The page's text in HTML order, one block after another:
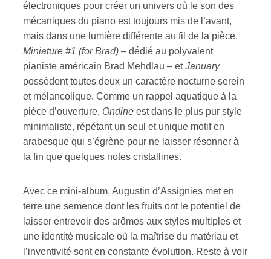
électroniques pour créer un univers où le son des
mécaniques du piano est toujours mis de l’avant,
mais dans une lumière différente au fil de la pièce.
Miniature #1 (for Brad) – dédié au polyvalent
pianiste américain Brad Mehdlau – etJanuary
possèdent toutes deux un caractère nocturne serein
et mélancolique. Comme un rappel aquatique à la
pièce d’ouverture, Ondine est dans le plus pur style
minimaliste, répétant un seul et unique motif en
arabesque qui s’égrène pour ne laisser résonner à
la fin que quelques notes cristallines.
Avec ce mini-album, Augustin d’Assignies met en
terre une semence dont les fruits ont le potentiel de
laisser entrevoir des arômes aux styles multiples et
une identité musicale où la maîtrise du matériau et
l’inventivité sont en constante évolution. Reste à voir